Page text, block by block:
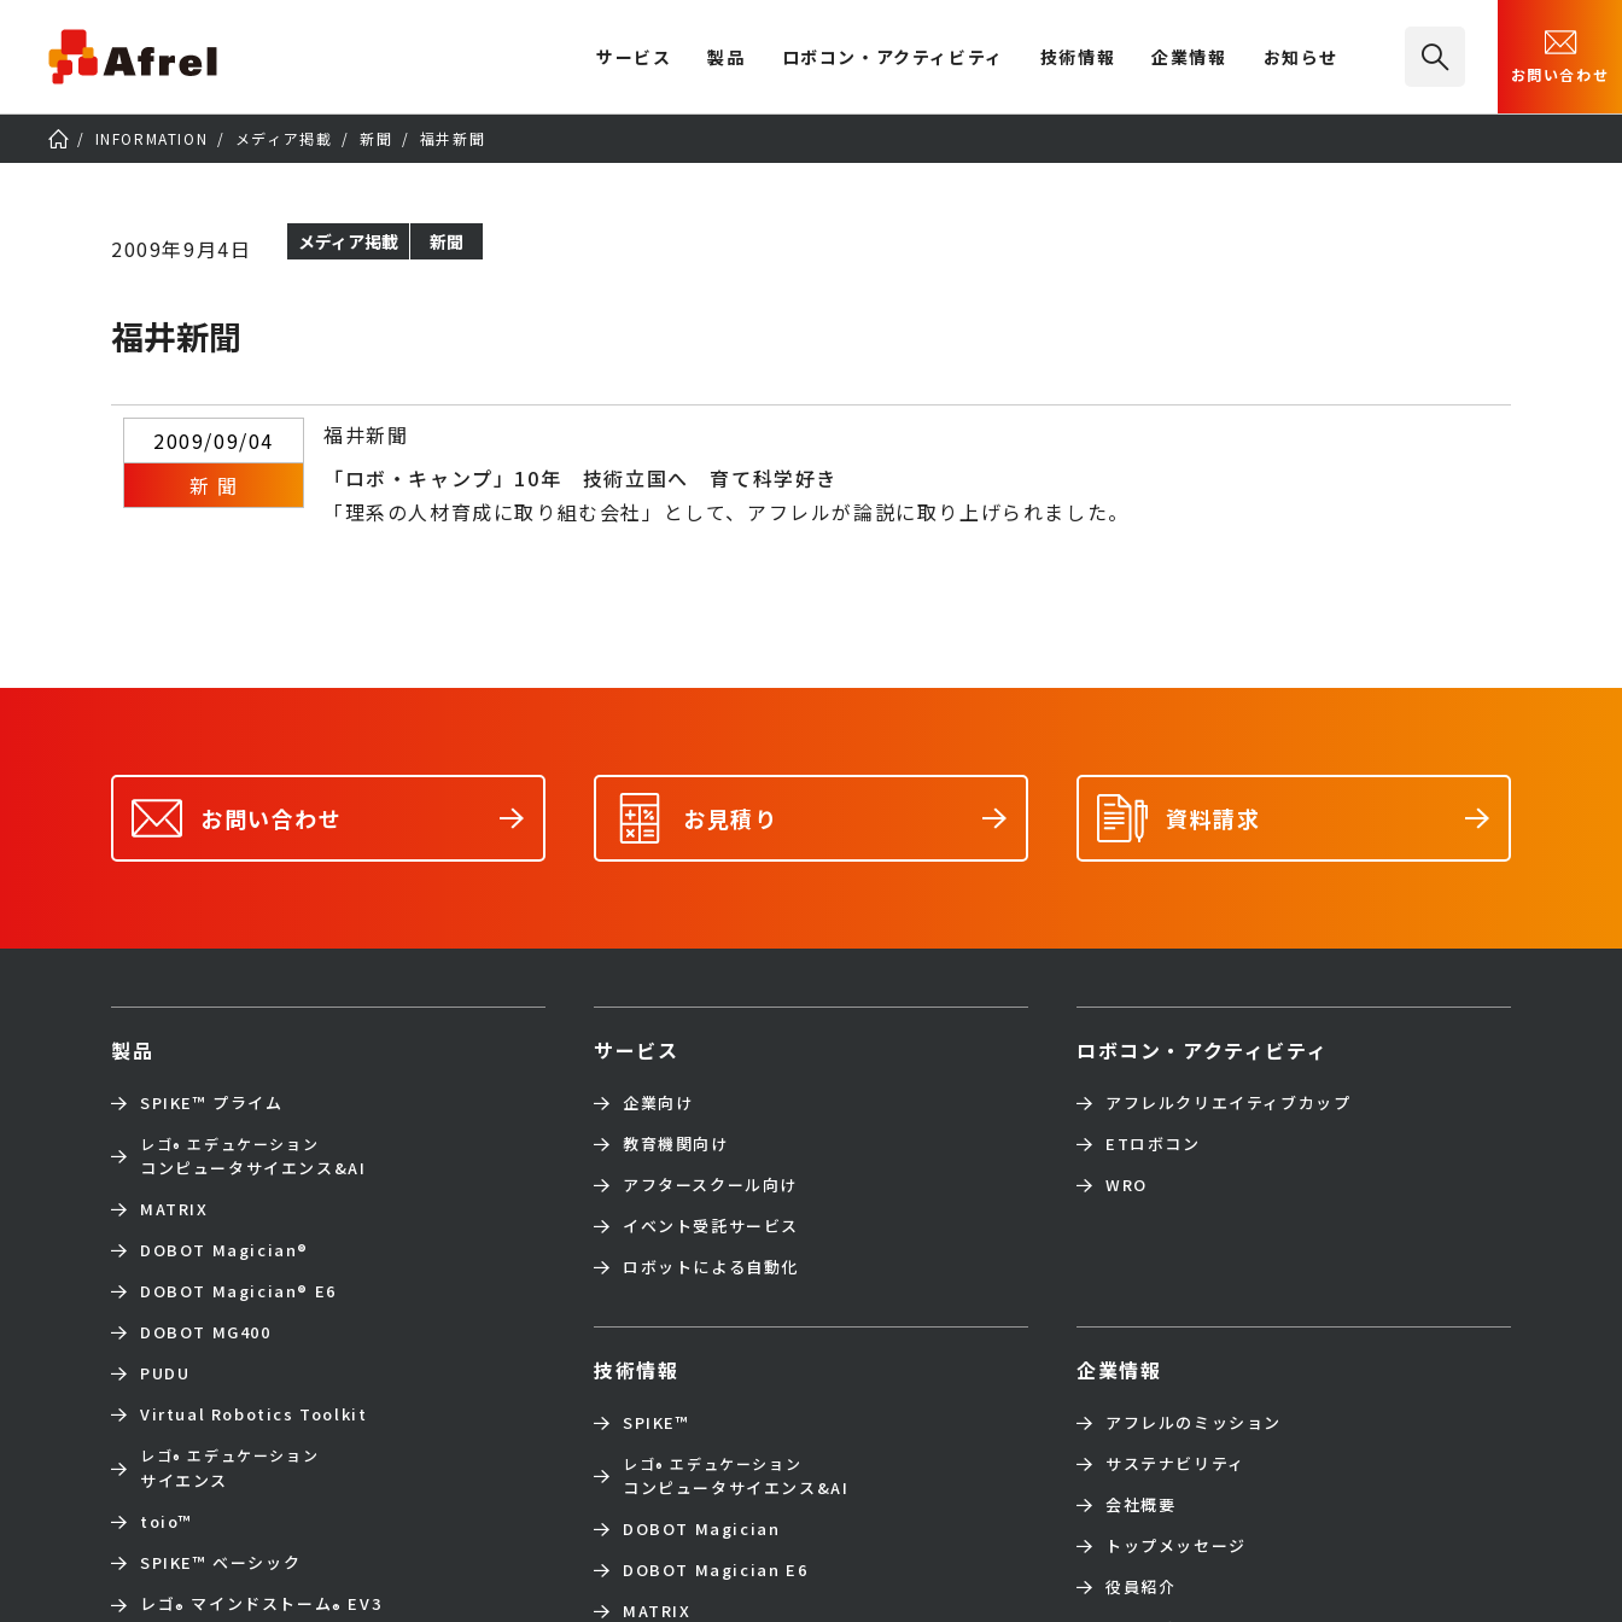
サービス 製品 ロボコン・アクティビティ 技術情報 企業情報 お知らせ
お問い合わせ
INFORMATION メディア掲載 新聞 福井新聞
2009年9月4日 メディア掲載 新聞
福井新聞
2009/09/04
新 聞
福井新聞
「ロボ・キャンプ」10年 技術立国へ 育て科学好き
「理系の人材育成に取り組む会社」として、アフレルが論説に取り上げられました。
お問い合わせ お見積り 資料請求
サービス
企業向け
教育機関向け
アフタースクール向け
イベント受託サービス
ロボットによる自動化
製品
SPIKE™ プライム
レゴ® エデュケーション
コンピュータサイエンス&AI
MATRIX
DOBOT Magician®
DOBOT Magician® E6
DOBOT MG400
PUDU
Virtual Robotics Toolkit
レゴ® エデュケーション
サイエンス
toio™
SPIKE™ ベーシック
レゴ® マインドストーム® EV3
ロボコン・アクティビティ
アフレルクリエイティブカップ
ETロボコン
WRO
技術情報
SPIKE™
レゴ® エデュケーション
コンピュータサイエンス&AI
DOBOT Magician
DOBOT Magician E6
MATRIX
企業情報
アフレルのミッション
サステナビリティ
会社概要
トップメッセージ
役員紹介